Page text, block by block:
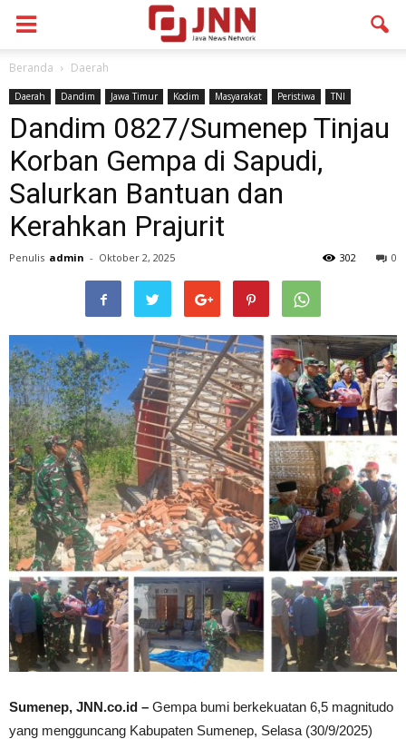
Beranda Daerah
Daerah Dandim Jawa Timur Kodim Masyarakat Peristiwa TNI
Dandim 0827/Sumenep Tinjau
Korban Gempa di Sapudi,
Salurkan Bantuan dan
Kerahkan Prajurit
Penulis admin - Oktober 2, 2025 0
302
Sumenep, JNN.co.id – Gempa bumi berkekuatan 6,5 magnitudo
yang mengguncang Kabupaten Sumenep, Selasa (30/9/2025)